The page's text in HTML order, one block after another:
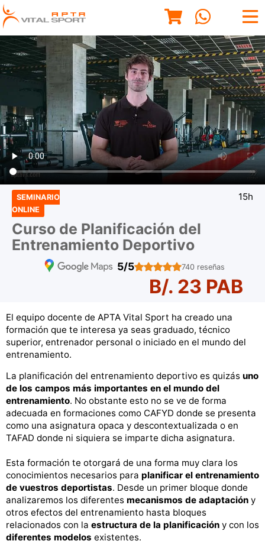
SEMINARIO
ONLINE
15h
Curso de Planificación del
Entrenamiento Deportivo
5/5 740 reseñas
B/. 23 PAB
El equipo docente de APTA Vital Sport ha creado una
formación que te interesa ya seas graduado, técnico
superior, entrenador personal o iniciado en el mundo del
entrenamiento.
La planificación del entrenamiento deportivo es quizás uno
de los campos más importantes en el mundo del
entrenamiento. No obstante esto no se ve de forma
adecuada en formaciones como CAFYD donde se presenta
como una asignatura opaca y descontextualizada o en
TAFAD donde ni siquiera se imparte dicha asignatura.
Esta formación te otorgará de una forma muy clara los
conocimientos necesarios para planificar el entrenamiento
de vuestros deportistas. Desde un primer bloque donde
analizaremos los diferentes mecanismos de adaptación y
otros efectos del entrenamiento hasta bloques
relacionados con la estructura de la planificación y con los
diferentes modelos existentes.